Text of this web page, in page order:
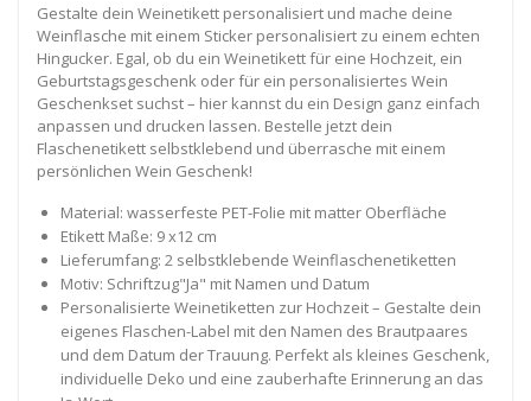
Gestalte dein Weinetikett personalisiert und mache deine
Weinflasche mit einem Sticker personalisiert zu einem echten
Hingucker. Egal, ob du ein Weinetikett für eine Hochzeit, ein
Geburtstagsgeschenk oder für ein personalisiertes Wein
Geschenkset suchst – hier kannst du ein Design ganz einfach
anpassen und drucken lassen. Bestelle jetzt dein
Flaschenetikett selbstklebend und überrasche mit einem
persönlichen Wein Geschenk!
Material: wasserfeste PET-Folie mit matter Oberfläche
Etikett Maße: 9 x12 cm
Lieferumfang: 2 selbstklebende Weinflaschenetiketten
Motiv: Schriftzug"Ja" mit Namen und Datum
Personalisierte Weinetiketten zur Hochzeit – Gestalte dein
eigenes Flaschen-Label mit den Namen des Brautpaares
und dem Datum der Trauung. Perfekt als kleines Geschenk,
individuelle Deko und eine zauberhafte Erinnerung an das